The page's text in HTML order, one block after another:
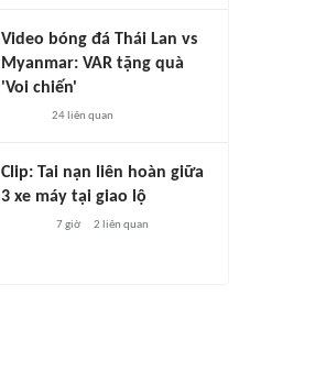
Video bóng đá Thái Lan vs
Myanmar: VAR tặng quà
'Voi chiến'
24liên quan
Clip: Tai nạn liên hoàn giữa
3 xe máy tại giao lộ
7 giờ 2 liên quan